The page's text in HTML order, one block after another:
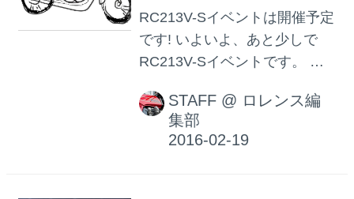
載。 その中で、ホンダ・アフ
リカツインや、新型Ninja ZX-
10R ABSなど、 大注目モデル
録しています! そして、 今月後
半に開催される大阪&東京のモ
ーターサイクルショー情報
RC213V-Sイベントは開催予定
です! いよいよ、あと少しで
RC213V-Sイベントです。 会
崎さん周辺の天気は あいにく
午前10時ごろから雨の予報に
なっておりますが、 イベント
STAFF @ ロレンス編
集部